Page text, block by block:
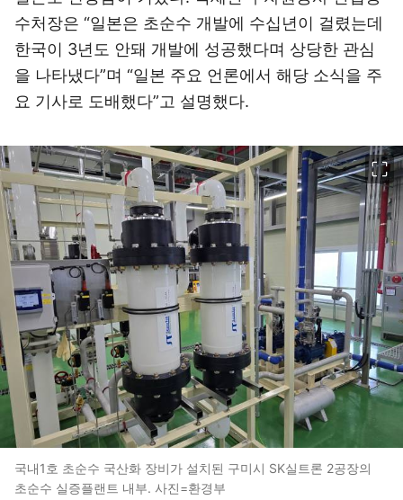
수처장은 “일본은 초순수 개발에 수십년이 걸렸는데
한국이 3년도 안돼 개발에 성공했다며 상당한 관심
을 나타냈다”며 “일본 주요 언론에서 해당 소식을 주
요 기사로 도배했다”고 설명했다.
국내1호 초순수 국산화 장비가 설치된 구미시 SK실트론 2공장의
초순수 실증플랜트 내부. 사진=환경부